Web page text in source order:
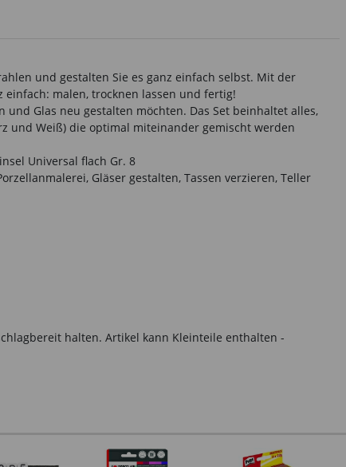
und gestalten Sie es ganz einfach selbst. Mit der
einfach: malen, trocknen lassen und fertig!
Glas neu gestalten möchten. Das Set beinhaltet alles,
und Weiß) die optimal miteinander gemischt werden
Universal flach Gr. 8
Gläser gestalten, Tassen verzieren, Teller
halten. Artikel kann Kleinteile enthalten -